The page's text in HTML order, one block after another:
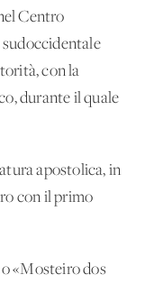
Centro
sudoccidentale
con la
durante il quale
apostolica, in
con il primo
«Mosteiro dos